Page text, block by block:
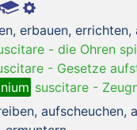
erbauen, errichten,
- die Ohren
- Gesetze
suscitare -
aufscheuchen,